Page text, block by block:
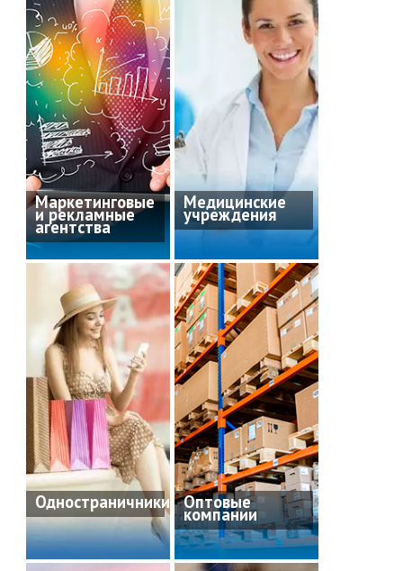
Маркетинговые
и рекламные
агентства
Медицинские
учреждения
Одностраничники Оптовые
компании